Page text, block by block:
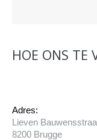
HOE ONS TE
Adres:
Lieven
8200 Brugge